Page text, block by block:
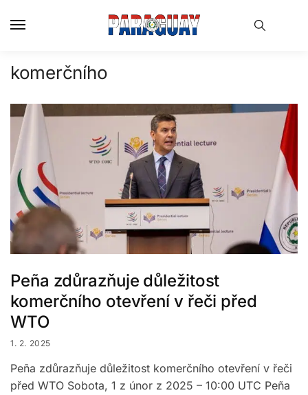
komerčního
Peña zdůrazňuje důležitost
komerčního otevření v řeči před
WTO
1. 2. 2025
Peña zdůrazňuje důležitost komerčního otevření v řeči
před WTO Sobota, 1 z únor z 2025 – 10:00 UTC Peña